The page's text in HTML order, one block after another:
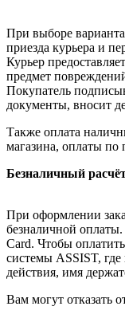
При выборе
приезда курьера и
Курьер
предмет
Покупатель
документы, вносит
Также оплата
магазина, оплаты по
Безналичный
При оформлении
безналичной
Card. Чтобы
системы ASSIST,
действия, имя
Вам могут отказать